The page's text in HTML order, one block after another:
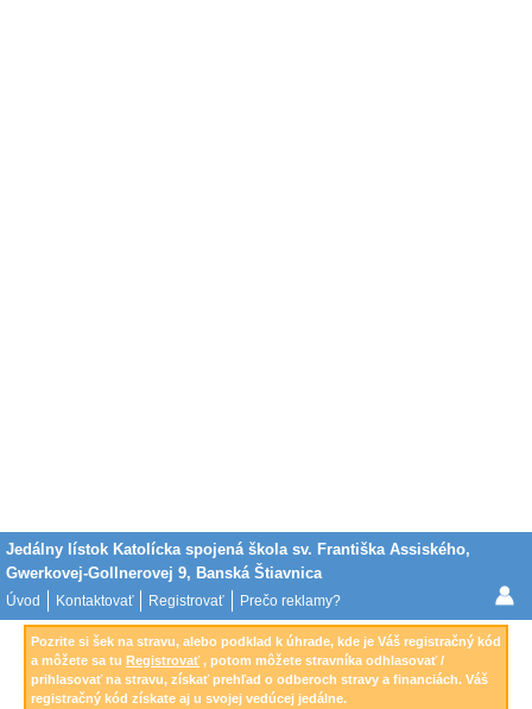
Jedálny lístok Katolícka spojená škola sv. Františka Assiského,
Gwerkovej-Gollnerovej 9, Banská Štiavnica
Úvod Kontaktovať Registrovať Prečo reklamy?
Pozrite si šek na stravu, alebo podklad k úhrade, kde je Váš registračný kód
a môžete sa tu Registrovať, potom môžete stravníka odhlasovať /
prihlasovať na stravu, získať prehľad o odberoch stravy a financiách. Váš
registračný kód získate aj u svojej vedúcej jedálne.